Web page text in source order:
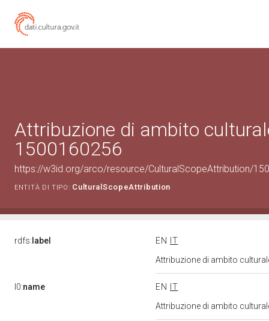
Attribuzione di ambito
1500160256
https://w3id.org/arco/resource/CulturalScopeAttribution/
ENTITÀ DI TIPO: CulturalScopeAttribution
rdfs: label EN
IT
Attribuzione di ambito
l0:name EN
IT
Attribuzione di ambito